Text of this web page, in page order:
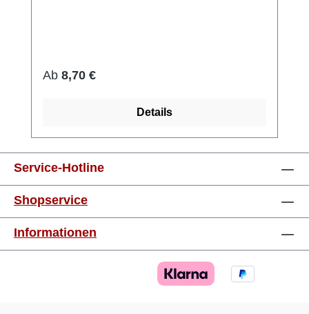
Regulärer Preis:
Ab 8,70 €
Details
Service-Hotline
Shopservice
Informationen